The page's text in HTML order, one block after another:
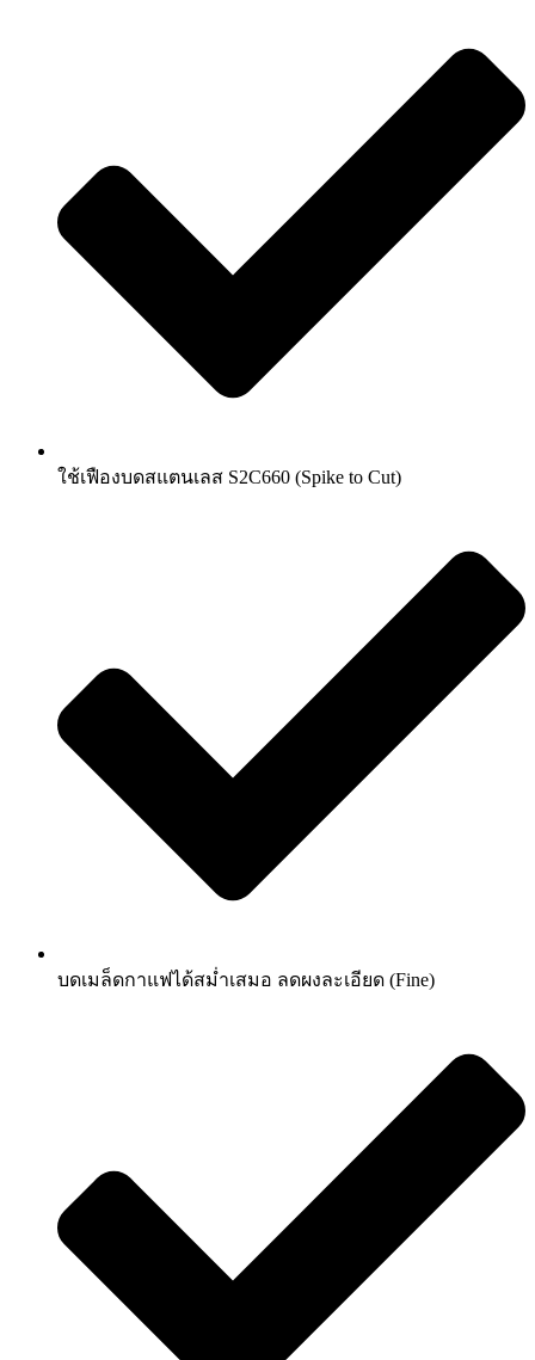
ใช้เฟืองบดสแตนเลส S2C660 (Spike to Cut)
บดเมล็ดกาแฟได้สม่ำเสมอ ลดผงละเอียด (Fine)